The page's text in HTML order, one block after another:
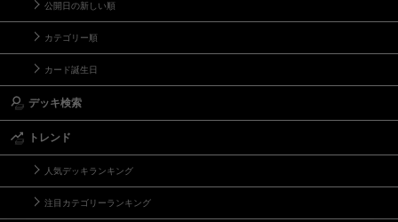
公開日の新しい順
カテゴリー順
カード誕生日
デッキ検索
トレンド
人気デッキランキング
注目カテゴリーランキング